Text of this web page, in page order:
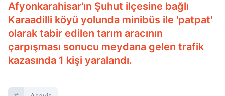
Afyonkarahisar'ın Şuhut ilçesine bağlı
Karaadilli köyü yolunda minibüs ile 'patpat'
olarak tabir edilen tarım aracının
çarpışması sonucu meydana gelen trafik
kazasında 1 kişi yaralandı.